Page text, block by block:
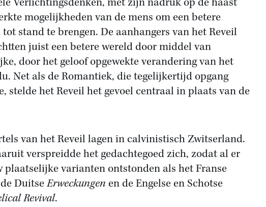
Verlichtingsdenken, met zijn nadruk op de haast
mogelijkheden van de mens om een betere
stand te brengen. De aanhangers van het Reveil
juist een betere wereld door middel van
door het geloof opgewekte verandering van het
Net als de Romantiek, die tegelijkertijd opgang
stelde het Reveil het gevoel centraal in plaats van de
van het Reveil lagen in calvinistisch Zwitserland.
verspreidde het gedachtegoed zich, zodat al er
plaatselijke varianten ontstonden als het Franse
DuitseErweckungenen de Engelse en Schotse
Revival.